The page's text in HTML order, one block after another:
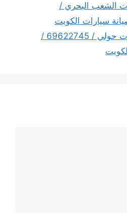
الشعب البحري /
بنشر لتصليح السيارات حولي / 69622745 /